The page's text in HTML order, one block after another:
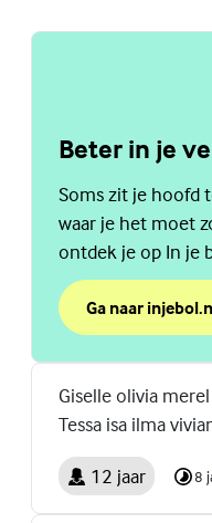
Beter in je
Soms zit je hoofd
waar je het moet
ontdek je op In je
Ga naar
over Beter in je
(Externe link)
Giselle olivia
Tessa isa ilma
12 jaar 8